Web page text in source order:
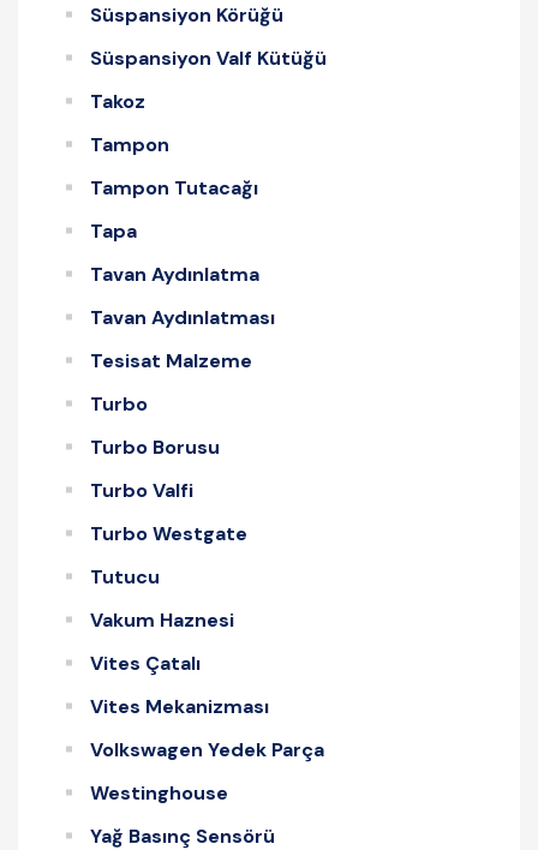
Süspansiyon Körüğü
Süspansiyon Valf Kütüğü
Takoz
Tampon
Tampon Tutacağı
Tapa
Tavan Aydınlatma
Tavan Aydınlatması
Tesisat Malzeme
Turbo
Turbo Borusu
Turbo Valfi
Turbo Westgate
Tutucu
Vakum Haznesi
Vites Çatalı
Vites Mekanizması
Volkswagen Yedek Parça
Westinghouse
Yağ Basınç Sensörü